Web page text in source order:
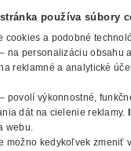
NAKUPOVANIE
Všetko o nákupe
Obchodné podmienky
Spôsoby platby
Záruky, servis a
Ochrana osobných
SLUŽBY
Reklamačný formulár
E-procurement
Vlastná výroba
O FIRME
O nás
používa súbory
cookies a podobné
na personalizáciu obsahu
reklamné a analytické
povolí výkonnostné,
dát na cielenie reklamy.
webu.
možno kedykoľvek zmeniť v